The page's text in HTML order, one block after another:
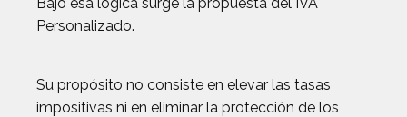
Personalizado.
Su propósito no consiste en elevar las tasas
impositivas ni en eliminar la protección de los